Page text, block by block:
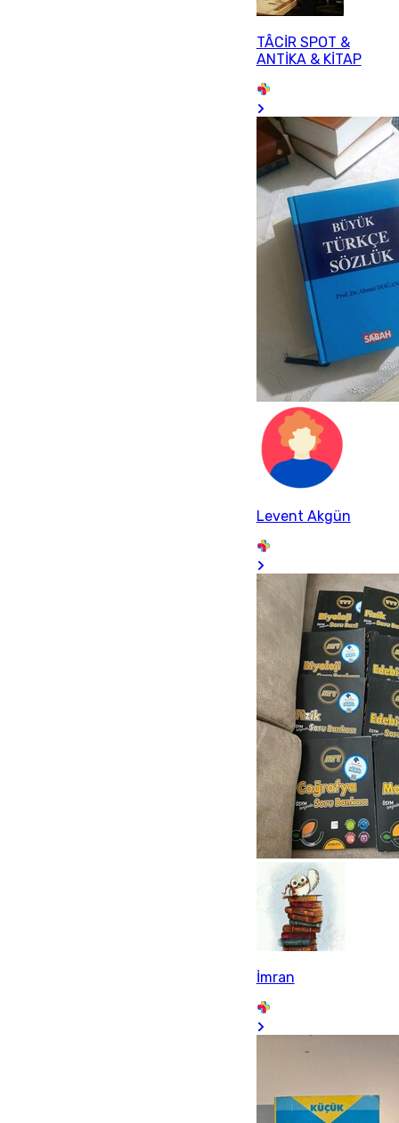
TÂCİR SPOT &
ANTİKA & KİTAP
Levent Akgün
İmran